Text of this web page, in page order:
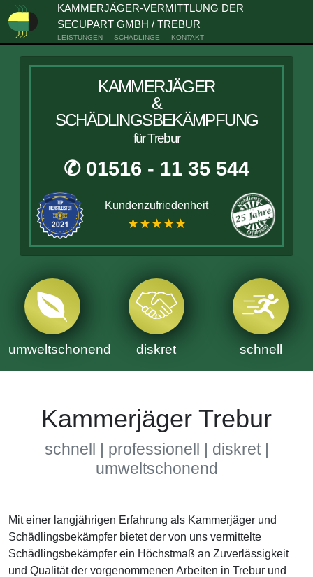
KAMMERJÄGER-VERMITTLUNG DER
SECUPART GMBH / TREBUR
LEISTUNGEN SCHÄDLINGE KONTAKT
KAMMERJÄGER
&
SCHÄDLINGSBEKÄMPFUNG
für Trebur
✆ 01516 - 11 35 544
Kundenzufriedenheit
★★★★★
umweltschonend diskret schnell
Kammerjäger Trebur
schnell | professionell | diskret |
umweltschonend
Mit einer langjährigen Erfahrung als Kammerjäger und
Schädlingsbekämpfer bietet der von uns vermittelte
Schädlingsbekämpfer ein Höchstmaß an Zuverlässigkeit
und Qualität der vorgenommenen Arbeiten in Trebur und